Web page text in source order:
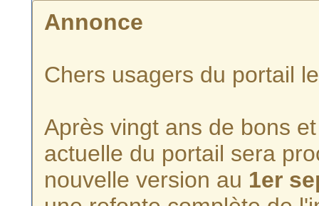
Annonce
Chers usagers du portail
Après vingt ans de bons
actuelle du portail sera
nouvelle version au 1er